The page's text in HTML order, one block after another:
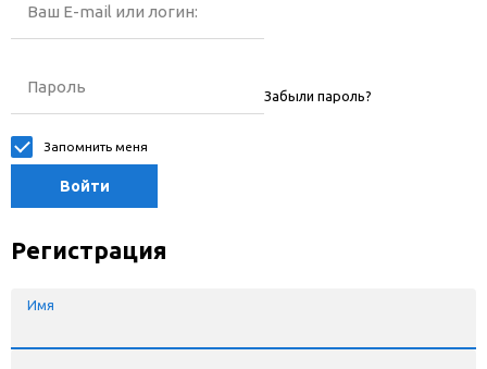
Ваш E-mail или логин:
Пароль Забыли пароль?
Запомнить меня
Войти
Регистрация
Имя